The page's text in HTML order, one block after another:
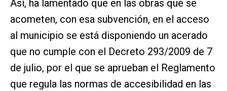
Así, ha lamentado que en las obras que se
acometen, con esa subvención, en el acceso
al municipio se está disponiendo un acerado
que no cumple con el Decreto 293/2009 de 7
de julio, por el que se aprueban el Reglamento
que regula las normas de accesibilidad en las